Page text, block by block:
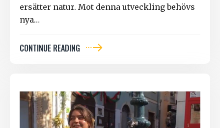
ersätter natur. Mot denna utveckling behövs
nya…
CONTINUE READING